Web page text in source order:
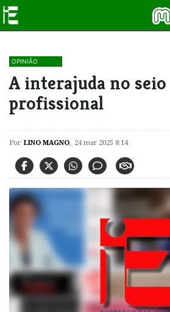
OPINIÃO
A interajuda no seio
profissional
Por LINO MAGNO, 24 mar 2025 8:14